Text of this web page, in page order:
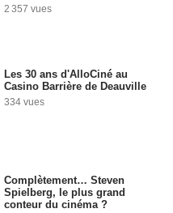
2 357 vues
Les 30 ans d'AlloCiné au
Casino Barrière de Deauville
334 vues
Complètement… Steven
Spielberg, le plus grand
conteur du cinéma ?